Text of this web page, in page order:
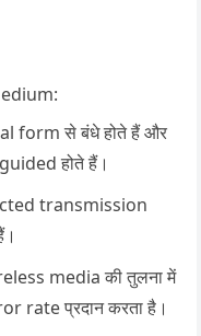
form से बंधे होते हैं और
होते हैं।
transmission
media की तुलना में
rate प्रदान करता है।